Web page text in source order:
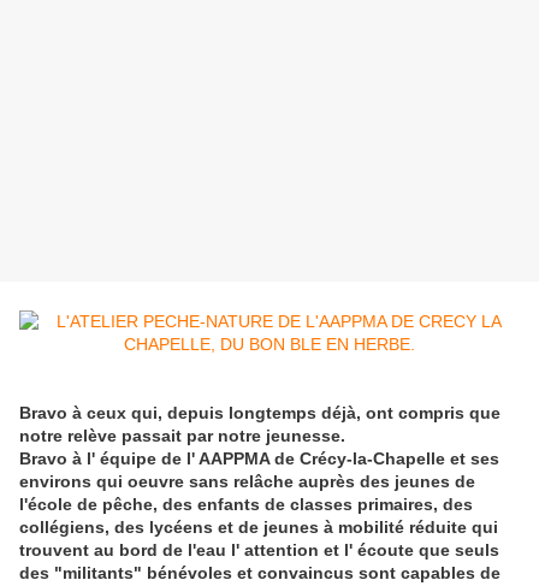
Bravo à ceux qui, depuis longtemps déjà, ont compris que
notre relève passait par notre jeunesse.
Bravo à l' équipe de l' AAPPMA de Crécy-la-Chapelle et ses
environs qui oeuvre sans relâche auprès des jeunes de
l'école de pêche, des enfants de classes primaires, des
collégiens, des lycéens et de jeunes à mobilité réduite qui
trouvent au bord de l'eau l' attention et l' écoute que seuls
des "militants" bénévoles et convaincus sont capables de